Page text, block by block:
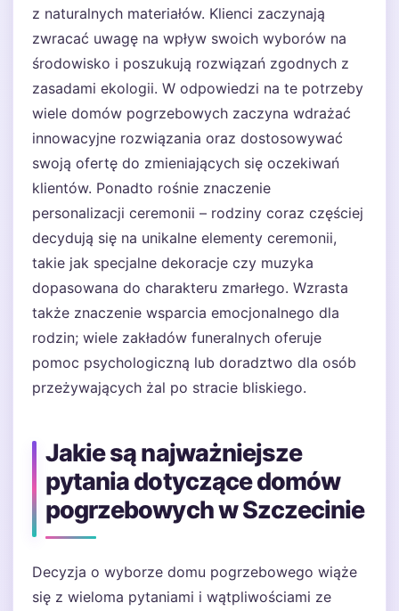
z naturalnych materiałów. Klienci zaczynają
zwracać uwagę na wpływ swoich wyborów na
środowisko i poszukują rozwiązań zgodnych z
zasadami ekologii. W odpowiedzi na te potrzeby
wiele domów pogrzebowych zaczyna wdrażać
innowacyjne rozwiązania oraz dostosowywać
swoją ofertę do zmieniających się oczekiwań
klientów. Ponadto rośnie znaczenie
personalizacji ceremonii – rodziny coraz częściej
decydują się na unikalne elementy ceremonii,
takie jak specjalne dekoracje czy muzyka
dopasowana do charakteru zmarłego. Wzrasta
także znaczenie wsparcia emocjonalnego dla
rodzin; wiele zakładów funeralnych oferuje
pomoc psychologiczną lub doradztwo dla osób
przeżywających żal po stracie bliskiego.
Jakie są najważniejsze
pytania dotyczące domów
pogrzebowych w Szczecinie
Decyzja o wyborze domu pogrzebowego wiąże
się z wieloma pytaniami i wątpliwościami ze